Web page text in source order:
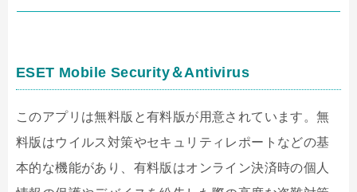
ESET Mobile Security＆Antivirus
このアプリは無料版と有料版が用意されています。無
料版はウイルス対策やセキュリティレポートなどの基
本的な機能があり、有料版はオンライン決済時の個人